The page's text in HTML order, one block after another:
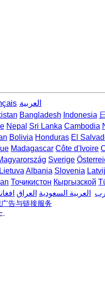
العربية
Bangladesh Indonesia
Nepal Sri Lanka Cambodia
Bolivia Honduras El
Madagascar Côte d'Ivoire
Sverige
Lietuva Albania Slovenia
Тоҷикистон Кыргызской
العربية السعودية العراق
告与链接服务